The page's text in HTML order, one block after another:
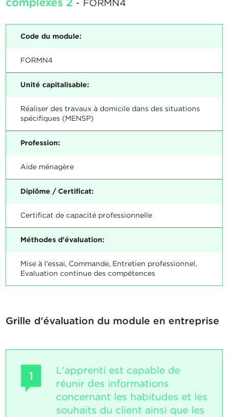
- FORMN4
Code du module:
FORMN4
Unité capitalisable:
Réaliser des travaux à domicile dans des situations
spécifiques (MENSP)
Profession:
Aide ménagère
Diplôme / Certificat:
Certificat de capacité professionnelle
Méthodes d'évaluation:
Mise à l'essai, Commande, Entretien professionnel,
Evaluation continue des compétences
Grille d'évaluation du module en entreprise
1
L'apprenti est capable de
réunir des informations
concernant les habitudes et les
souhaits du client ainsi que les